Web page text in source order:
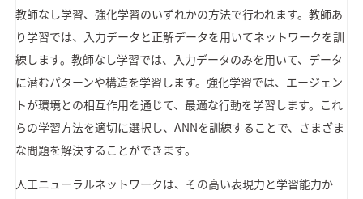
教師なし学習、強化学習のいずれかの方法で行われます。教師あ
り学習では、入力データと正解データを用いてネットワークを訓
練します。教師なし学習では、入力データのみを用いて、データ
に潜むパターンや構造を学習します。強化学習では、エージェン
トが環境との相互作用を通じて、最適な行動を学習します。これ
らの学習方法を適切に選択し、ANNを訓練することで、さまざま
な問題を解決することができます。
人工ニューラルネットワークは、その高い表現力と学習能力か